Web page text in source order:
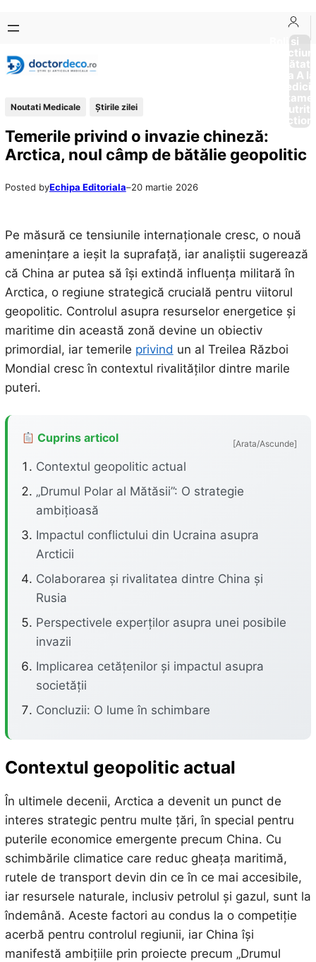
conținut
content
Boli si
Afectiuni
Sănătate
de la A
Noutati Medicale Știrile zilei
Temerile privind o invazie chineză:
Arctica, noul câmp de bătălie geopolitic
Posted byEchipa Editoriala–20 martie 2026
Pe măsură ce tensiunile internaționale cresc, o nouă
amenințare a ieșit la suprafață, iar analiștii sugerează
că China ar putea să își extindă influența militară în
Arctica, o regiune strategică crucială pentru viitorul
geopolitic. Controlul asupra resurselor energetice și
maritime din această zonă devine un obiectiv
primordial, iar temerile privind un al Treilea Război
Mondial cresc în contextul rivalităților dintre marile
puteri.
Cuprins articol [Arata/Ascunde]
Contextul geopolitic actual
„Drumul Polar al Mătăsii”: O strategie
ambițioasă
Impactul conflictului din Ucraina asupra
Arcticii
Colaborarea și rivalitatea dintre China și
Rusia
Perspectivele experților asupra unei posibile
invazii
Implicarea cetățenilor și impactul asupra
societății
Concluzii: O lume în schimbare
Contextul geopolitic actual
În ultimele decenii, Arctica a devenit un punct de
interes strategic pentru multe țări, în special pentru
puterile economice emergente precum China. Cu
schimbările climatice care reduc gheața maritimă,
rutele de transport devin din ce în ce mai accesibile,
iar resursele naturale, inclusiv petrolul și gazul, sunt la
îndemână. Aceste factori au condus la o competiție
acerbă pentru controlul regiunii, iar China își
manifestă ambițiile prin proiecte precum „Drumul